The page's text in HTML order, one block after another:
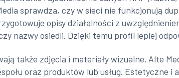
sprawdza, czy w sieci nie funkcjonują
opisy działalności z
nazwy osiedli. Dzięki temu profil lepiej
także zdjęcia i materiały wizualne. Alte
oraz produktów lub usług.